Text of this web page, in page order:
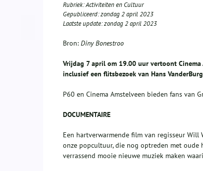
Rubriek:Activiteiten en Cultuur
Gepubliceerd:zondag 2 april 2023
Laatste update:zondag 2 april 2023
Bron: Diny Bonestroo
Vrijdag 7 april om 19.00 uur vertoont Cinema
inclusief een flitsbezoek van Hans VanderBurg
P60 en Cinema Amstelveen bieden fans van
DOCUMENTAIRE
Een hartverwarmende film van regisseur
onze popcultuur, die nog optreden met oude
verrassend mooie nieuwe muziek maken